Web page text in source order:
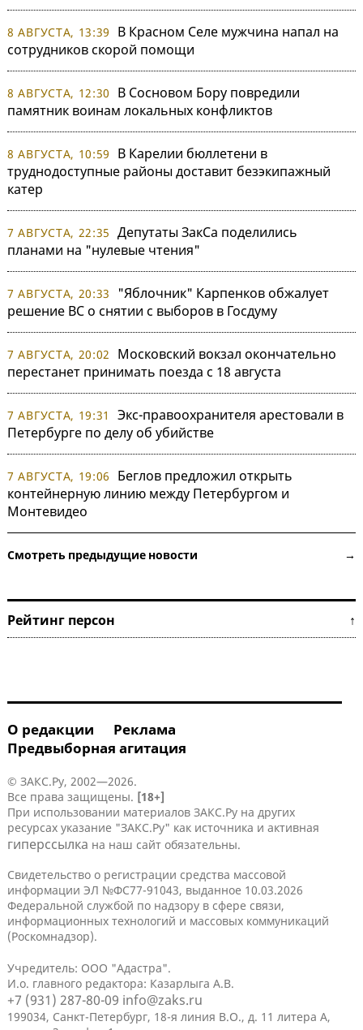
8 АВГУСТА, 13:39
В Красном Селе мужчина напал на
сотрудников скорой помощи
8 АВГУСТА, 12:30
В Сосновом Бору повредили
памятник воинам локальных конфликтов
8 АВГУСТА, 10:59
В Карелии бюллетени в
труднодоступные районы доставит безэкипажный
катер
7 АВГУСТА, 22:35 Депутаты ЗакСа поделились
планами на "нулевые чтения"
7 АВГУСТА, 20:33
"Яблочник" Карпенков обжалует
решение ВС о снятии с выборов в Госдуму
7 АВГУСТА, 20:02
Московский вокзал окончательно
перестанет принимать поезда с 18 августа
7 АВГУСТА, 19:31
Экс-правоохранителя арестовали в
Петербурге по делу об убийстве
7 АВГУСТА, 19:06
Беглов предложил открыть
контейнерную линию между Петербургом и
Монтевидео
Смотреть предыдущие новости →
Рейтинг персон ↑
О редакции
Реклама
Предвыборная агитация
© ЗАКС.Ру, 2002—2026.
Все права защищены. [18+]
При использовании материалов ЗАКС.Ру на других
ресурсах указание "ЗАКС.Ру" как источника и активная
гиперссылка на наш сайт обязательны.
Свидетельство о регистрации средства массовой
информации ЭЛ №ФС77-91043, выданное 10.03.2026
Федеральной службой по надзору в сфере связи,
информационных технологий и массовых коммуникаций
(Роскомнадзор).
Учредитель: ООО "Адастра".
И.о. главного редактора: Казарлыга А.В.
+7 (931) 287-80-09 info@zaks.ru
199034, Санкт-Петербург, 18-я линия В.О., д. 11 литера А,